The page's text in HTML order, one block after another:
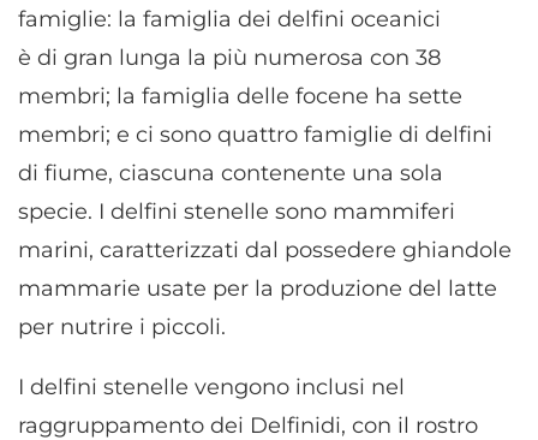
famiglie: la famiglia dei delfini oceanici
è di gran lunga la più numerosa con 38
membri; la famiglia delle focene ha sette
membri; e ci sono quattro famiglie di delfini
di fiume, ciascuna contenente una sola
specie. I delfini stenelle sono mammiferi
marini, caratterizzati dal possedere ghiandole
mammarie usate per la produzione del latte
per nutrire i piccoli.
I delfini stenelle vengono inclusi nel
raggruppamento dei Delfinidi, con il rostro